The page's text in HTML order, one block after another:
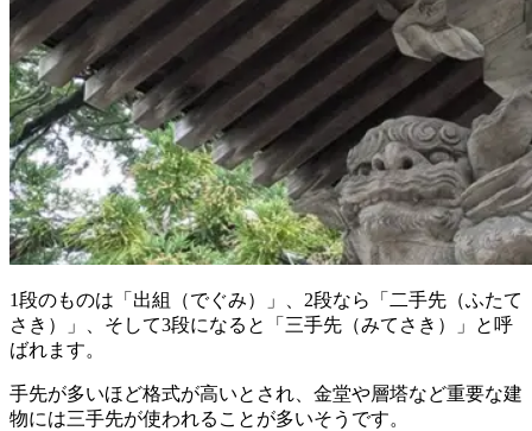
1段のものは「出組（でぐみ）」、2段なら「二手先（ふたて
さき）」、そして3段になると「三手先（みてさき）」と呼
ばれます。
手先が多いほど格式が高いとされ、金堂や層塔など重要な建
物には三手先が使われることが多いそうです。